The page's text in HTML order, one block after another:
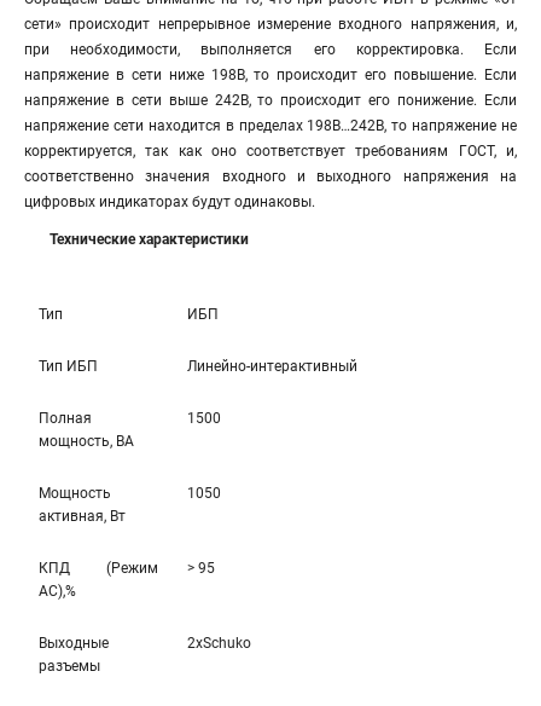
сети» происходит непрерывное измерение входного напряжения, и,
при необходимости, выполняется его корректировка. Если
напряжение в сети ниже 198В, то происходит его повышение. Если
напряжение в сети выше 242В, то происходит его понижение. Если
напряжение сети находится в пределах 198В…242В, то напряжение не
корректируется, так как оно соответствует требованиям ГОСТ, и,
соответственно значения входного и выходного напряжения на
цифровых индикаторах будут одинаковы.
Технические характеристики
Тип ИБП
Тип ИБП Линейно-интерaктивный
Полная
мощность, ВА
1500
Мощность
активная, Вт
1050
КПД (Режим
AC),%
> 95
Выходные
разъемы
2xSchuko